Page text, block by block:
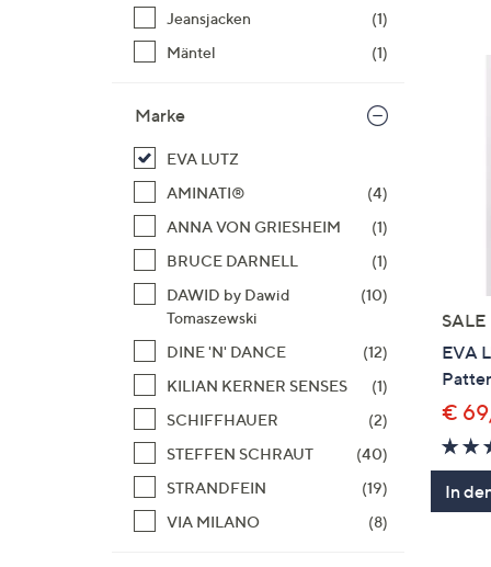
Jeansjacken
(1)
Mäntel
(1)
Marke
EVA LUTZ
AMINATI®
(4)
ANNA VON GRIESHEIM
(1)
BRUCE DARNELL
(1)
DAWID by Dawid
Tomaszewski
(10)
DINE 'N' DANCE
(12)
KILIAN KERNER SENSES
(1)
SCHIFFHAUER
(2)
STEFFEN SCHRAUT
(40)
STRANDFEIN
(19)
VIA MILANO
(8)
SALE
EVA
€
In